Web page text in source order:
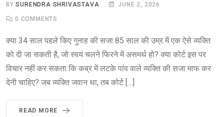
BYSURENDRA SHRIVASTAVA JUNE 2, 2026
0 COMMENTS
क्या 34 साल पहले किए गुनाह की सजा 85 साल की उम्र में एक ऐसे व्यक्ति
को दी जा सकती है, जो स्वयं चलने फिरने में असमर्थ हो? क्या कोर्ट इस पर
विचार नहीं कर सकता कि कब्र में लटके पांव वाले व्यक्ति की सजा माफ कर
देनी चाहिए? जब व्यक्ति जवान था, तब कोर्ट […]
READ MORE